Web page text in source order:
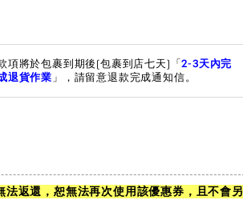
項將於包裹到期後(包裹到店七天)「2-3天內完
退貨作業 」，請留意退款完成通知信。
返還，恕無法再次使用該優惠券，且不會另